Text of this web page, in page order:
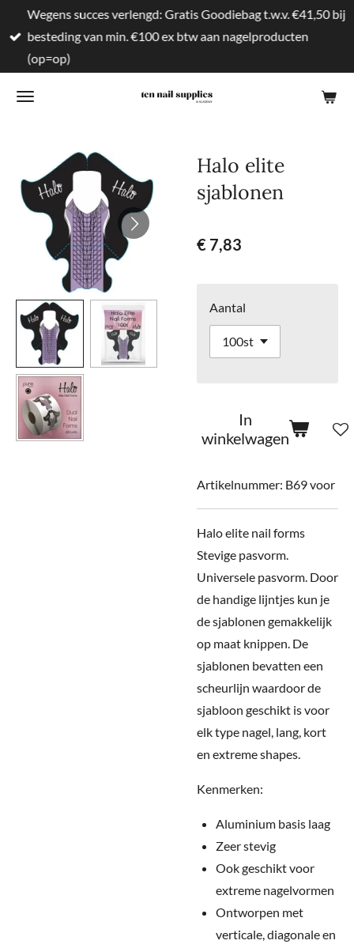
direct
naar
hoofdinhoud
Wegens succes verlengd: Gratis Goodiebag t.w.v. €41,50 bij
besteding van min. €100 ex btw aan nagelproducten
(op=op)
Halo elite
sjablonen
€ 7,83
Aantal
In
winkelwagen
Artikelnummer: B69 voor
Halo elite nail forms
Stevige pasvorm.
Universele pasvorm. Door
de handige lijntjes kun je
de sjablonen gemakkelijk
op maat knippen. De
sjablonen bevatten een
scheurlijn waardoor de
sjabloon geschikt is voor
elk type nagel, lang, kort
en extreme shapes.
Kenmerken:
Aluminium basis laag
Zeer stevig
Ook geschikt voor
extreme nagelvormen
Ontworpen met
verticale, diagonale en